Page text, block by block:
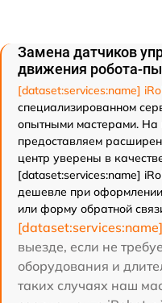
Замена датчиков
движения робота-
[dataset:services:name]
специализированном
опытными мастерами. На
предоставляем
центр уверены в
[dataset:services:name]
дешевле при
или форму обратной
выезде, если не
оборудования и
таких случаях наш